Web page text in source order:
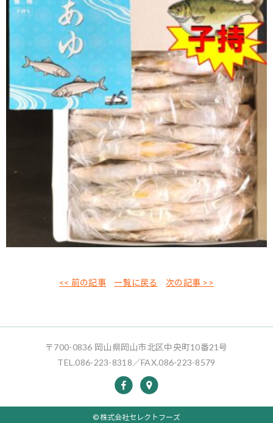
<< 前の記事 一覧に戻る 次の記事 >>
〒700-0836 岡山県岡山市北区中央町10番21号
TEL.086-223-8318／FAX.086-223-8579
© 株式会社セレクトフーズ